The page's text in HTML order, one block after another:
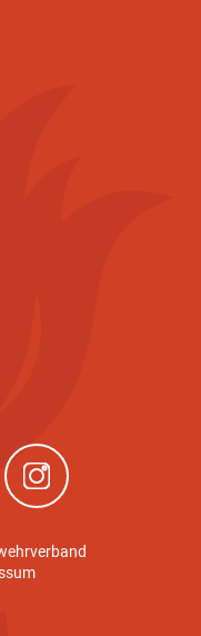
Fenster)(neues Fenster)